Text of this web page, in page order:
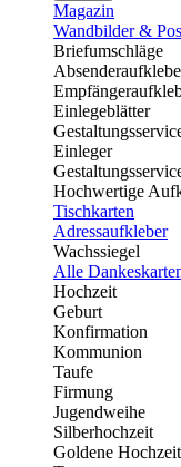
Magazin
Wandbilder &
Briefumschläge
Einlegeblätter
Einleger
Hochwertige
Tischkarten
Adressaufkleber
Wachssiegel
Alle
Hochzeit
Geburt
Konfirmation
Kommunion
Taufe
Firmung
Jugendweihe
Silberhochzeit
Goldene Hochzeit